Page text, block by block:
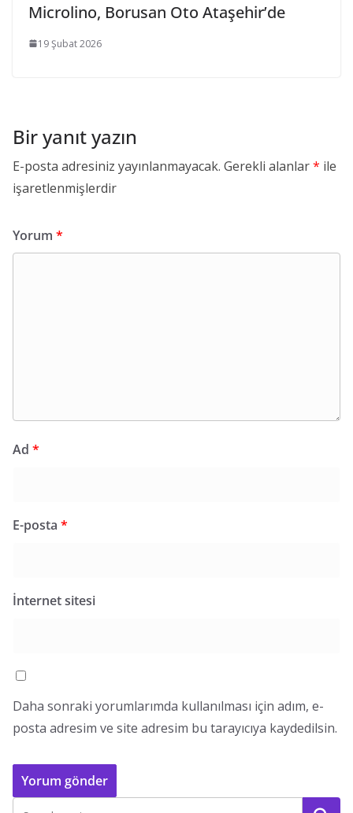
Microlino, Borusan Oto Ataşehir’de
19 Şubat 2026
Bir yanıt yazın
E-posta adresiniz yayınlanmayacak. Gerekli alanlar* ile
işaretlenmişlerdir
Yorum *
Ad *
E-posta *
İnternet sitesi
Daha sonraki yorumlarımda kullanılması için adım, e-
posta adresim ve site adresim bu tarayıcıya kaydedilsin.